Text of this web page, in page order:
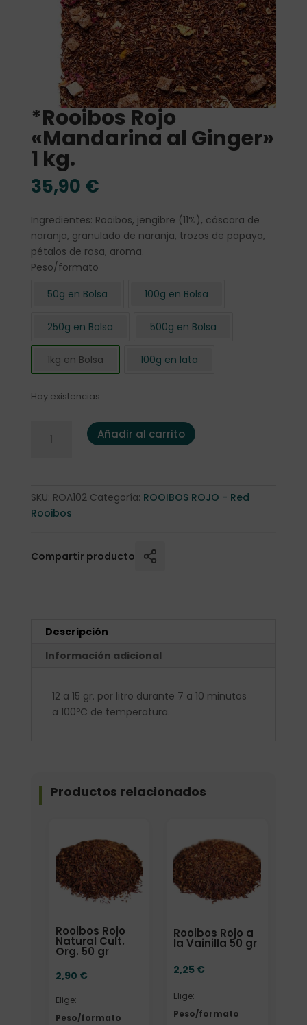
*Rooibos Rojo
«Mandarina al Ginger»
1 kg.
35,90 €
Ingredientes: Rooibos, jengibre (11%), cáscara de
naranja, granulado de naranja, trozos de papaya,
pétalos de rosa, aroma.
Peso/formato
50g en Bolsa
100g en Bolsa
250g en Bolsa 500g en Bolsa
1kg en Bolsa 100g en lata
Hay existencias
*Rooibos Rojo "Mandarina al Ginger" 1 kg. cantidad
Añadir al carrito
SKU: ROA102 Categoría: ROOIBOS ROJO - Red
Rooibos
Compartir producto
Descripción
Información adicional
12 a 15 gr. por litro durante 7 a 10 minutos
a 100ºC de temperatura.
Productos relacionados
Rooibos Rojo
Natural Cult.
Org. 50 gr
2,90 €
Elige:
Peso/formato
Rooibos Rojo a
la Vainilla 50 gr
2,25 €
Elige:
Peso/formato